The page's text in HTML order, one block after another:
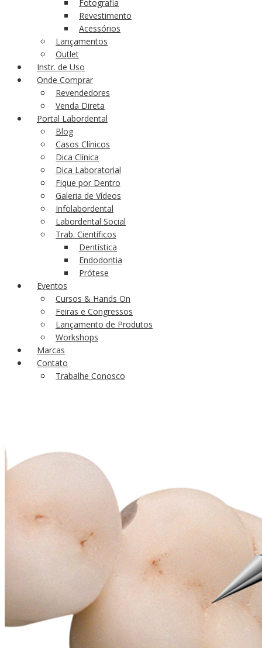
Fotografia
Revestimento
Acessórios
Lançamentos
Outlet
Instr. de Uso
Onde Comprar
Revendedores
Venda Direta
Portal Labordental
Blog
Casos Clínicos
Dica Clínica
Dica Laboratorial
Fique por Dentro
Galeria de Vídeos
Infolabordental
Labordental Social
Trab. Científicos
Dentística
Endodontia
Prótese
Eventos
Cursos & Hands On
Feiras e Congressos
Lançamento de Produtos
Workshops
Marcas
Contato
Trabalhe Conosco